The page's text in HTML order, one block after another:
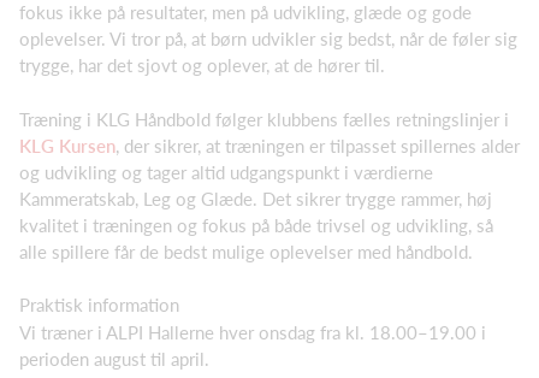
fokus ikke på resultater, men på udvikling, glæde og gode
oplevelser. Vi tror på, at børn udvikler sig bedst, når de føler sig
trygge, har det sjovt og oplever, at de hører til.
Træning i KLG Håndbold følger klubbens fælles retningslinjer i
KLG Kursen , der sikrer, at træningen er tilpasset spillernes alder
og udvikling og tager altid udgangspunkt i værdierne
Kammeratskab, Leg og Glæde. Det sikrer trygge rammer, høj
kvalitet i træningen og fokus på både trivsel og udvikling, så
alle spillere får de bedst mulige oplevelser med håndbold.
Praktisk information
Vi træner i ALPI Hallerne hver onsdag fra kl. 18.00–19.00 i
perioden august til april.